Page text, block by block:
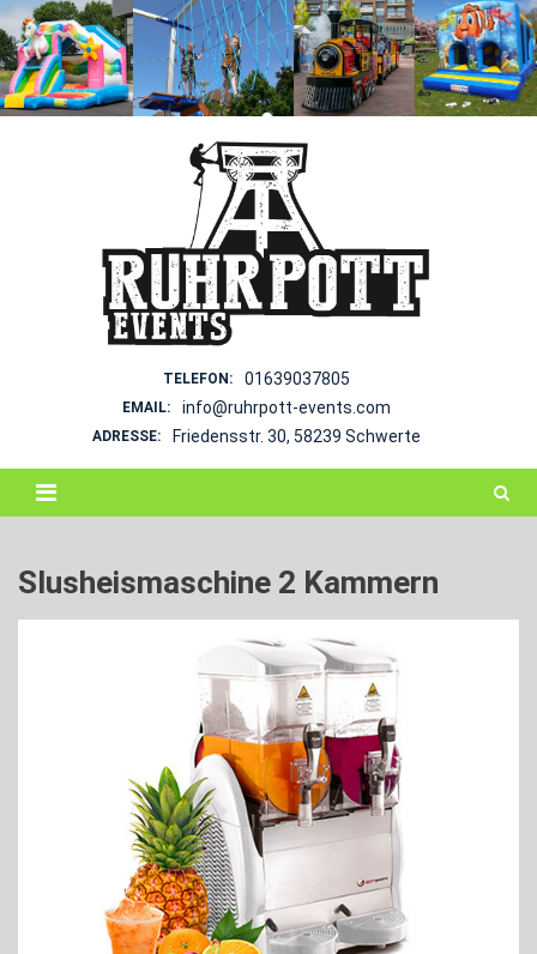
Skip
to
content
TELEFON: 01639037805
EMAIL: info@ruhrpott-events.com
ADRESSE: Friedensstr. 30, 58239 Schwerte
Slusheismaschine 2 Kammern